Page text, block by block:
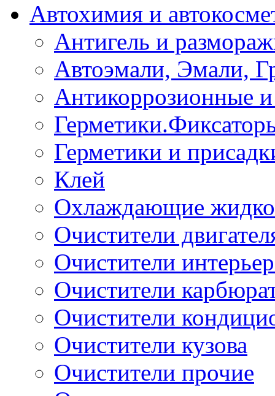
Автохимия и
Антигель и
Автоэмали, Эмали,
Антикоррозионные
Герметики и
Клей
Охлаждающие
Очистители
Очистители
Очистители
Очистители
Очистители кузова
Очистители прочие